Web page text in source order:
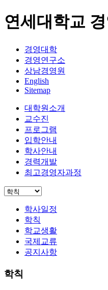
연세대학교
경영대학
경영연구소
상남경영원
English
Sitemap
대학원소개
교수진
프로그램
입학안내
학사안내
경력개발
최고경영자과정
학사일정
학칙
학교생활
국제교류
공지사항
학칙